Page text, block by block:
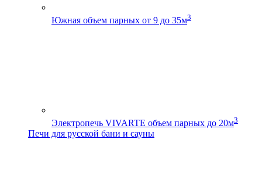
Южная объем парных от 9 до 35м3
Электропечь VIVARTE объем парных до 20м3
Печи для русской бани и сауны